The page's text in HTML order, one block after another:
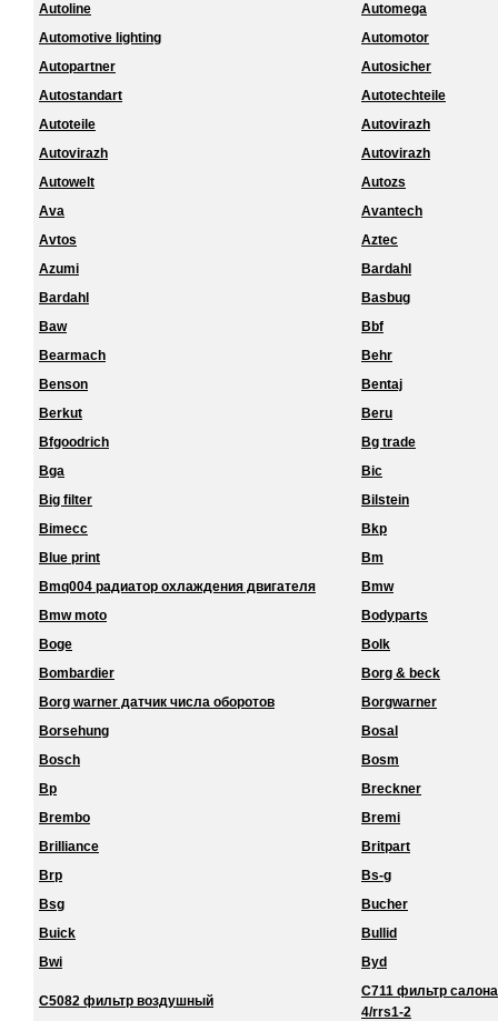
Autoline
Automega
Automotive lighting
Automotor
Autopartner
Autosicher
Autostandart
Autotechteile
Autoteile
Autovirazh
Autovirazh
Autovirazh
Autowelt
Autozs
Ava
Avantech
Avtos
Aztec
Azumi
Bardahl
Bardahl
Basbug
Baw
Bbf
Bearmach
Behr
Benson
Bentaj
Berkut
Beru
Bfgoodrich
Bg trade
Bga
Bic
Big filter
Bilstein
Bimecc
Bkp
Blue print
Bm
Bmq004 радиатор охлаждения двигателя
Bmw
Bmw moto
Bodyparts
Boge
Bolk
Bombardier
Borg & beck
Borg warner датчик числа оборотов
Borgwarner
Borsehung
Bosal
Bosch
Bosm
Bp
Breckner
Brembo
Bremi
Brilliance
Britpart
Brp
Bs-g
Bsg
Bucher
Buick
Bullid
Bwi
Byd
C5082 фильтр воздушный
C711 фильтр
4/rrs1-2